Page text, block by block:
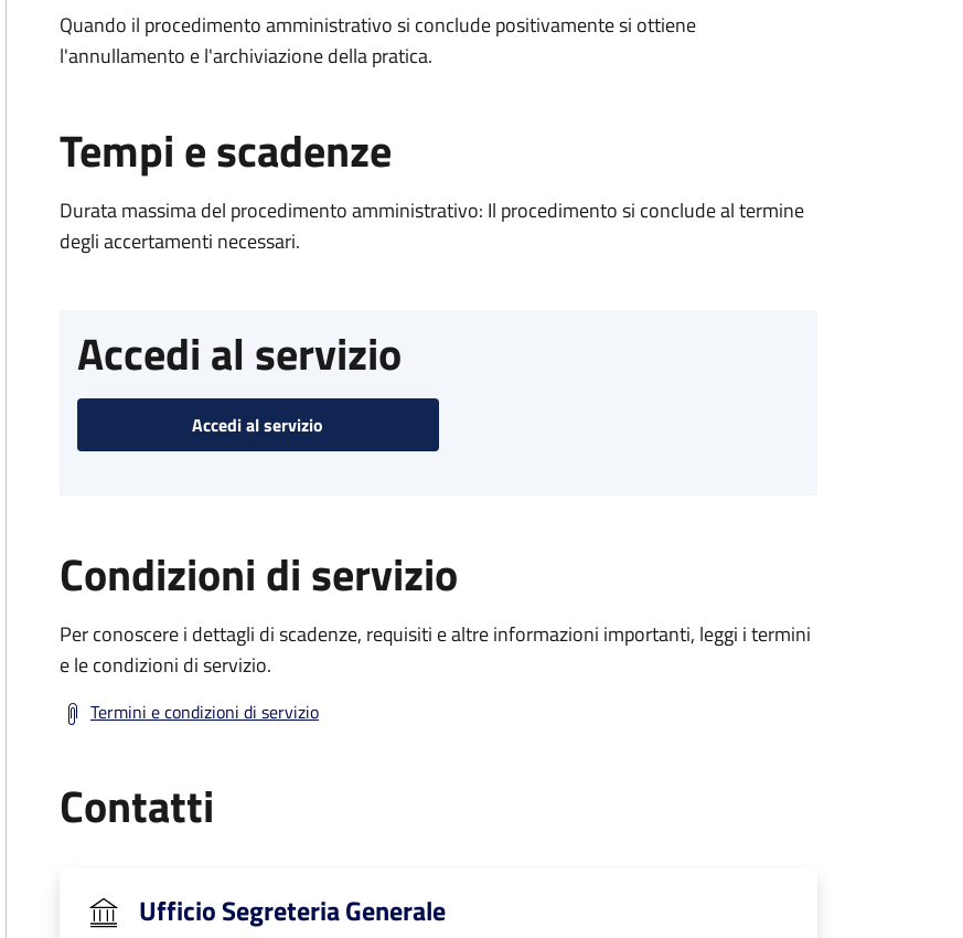
Quando il procedimento amministrativo si conclude positivamente si ottiene
l'annullamento e l'archiviazione della pratica.
Tempi e scadenze
Durata massima del procedimento amministrativo: Il procedimento si conclude al termine
degli accertamenti necessari.
Accedi al servizio
Accedi al servizio
Condizioni di servizio
Per conoscere i dettagli di scadenze, requisiti e altre informazioni importanti, leggi i termini
e le condizioni di servizio.
Termini e condizioni di servizio
Contatti
Ufficio Segreteria Generale